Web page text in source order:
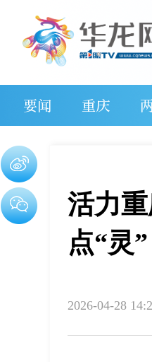
要闻 重庆
活力
点“灵”
2026-04-28